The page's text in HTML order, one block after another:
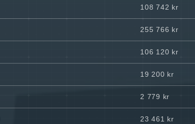
108 742 kr
255 766 kr
106 120 kr
19 200 kr
2 779 kr
23 461 kr